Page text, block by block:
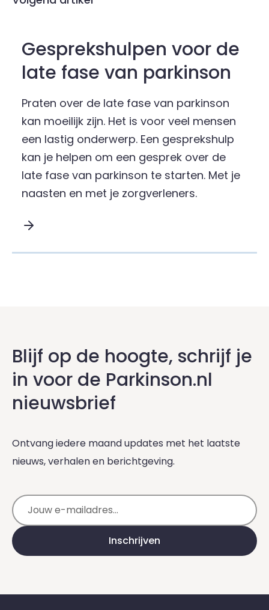
Gesprekshulpen voor de
late fase van parkinson
Praten over de late fase van parkinson
kan moeilijk zijn. Het is voor veel mensen
een lastig onderwerp. Een gesprekshulp
kan je helpen om een gesprek over de
late fase van parkinson te starten. Met je
naasten en met je zorgverleners.
Blijf op de hoogte, schrijf je
in voor de Parkinson.nl
nieuwsbrief
Ontvang iedere maand updates met het laatste
nieuws, verhalen en berichtgeving.
E-mailadres
Inschrijven